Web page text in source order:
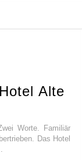
Alte
Worte. Familiär
Das Hotel